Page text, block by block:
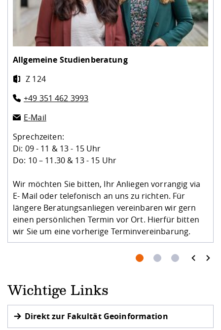
Allgemeine Studienberatung
Z 124
+49 351 462 3993
E-Mail
Sprechzeiten:
Di: 09 - 11 & 13 - 15 Uhr
Do: 10 – 11.30 & 13 - 15 Uhr
Wir möchten Sie bitten, Ihr Anliegen vorrangig via
E- Mail oder telefonisch an uns zu richten. Für
längere Beratungsanliegen vereinbaren wir gern
einen persönlichen Termin vor Ort. Hierfür bitten
wir Sie um eine vorherige Terminvereinbarung.
prev next
Wichtige Links
Direkt zur Fakultät Geoinformation